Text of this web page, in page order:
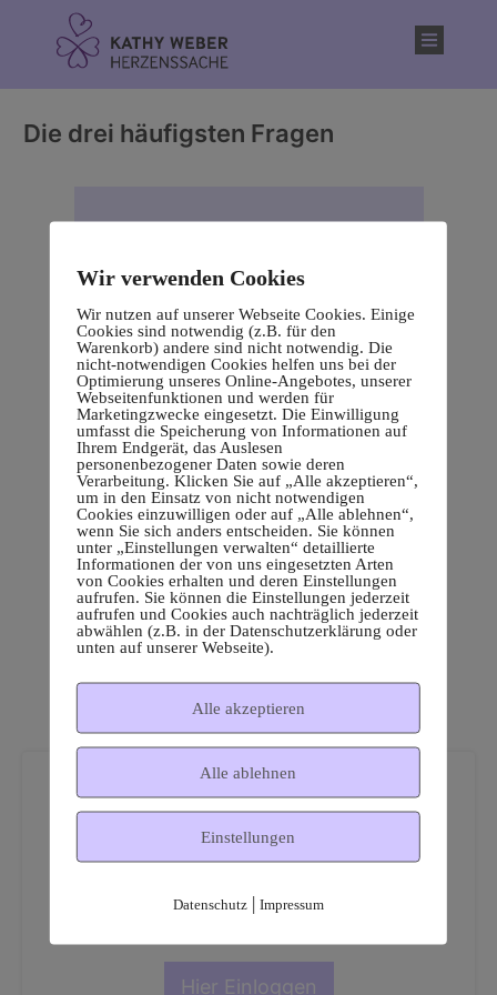
Die drei häufigsten Fragen
Dies ist ein geschützter
Mitgliederbereich!
Hier Einloggen
Wir verwenden Cookies
Wir nutzen auf unserer Webseite Cookies. Einige
Cookies sind notwendig (z.B. für den
Warenkorb) andere sind nicht notwendig. Die
nicht-notwendigen Cookies helfen uns bei der
Optimierung unseres Online-Angebotes, unserer
Webseitenfunktionen und werden für
Marketingzwecke eingesetzt. Die Einwilligung
umfasst die Speicherung von Informationen auf
Ihrem Endgerät, das Auslesen
personenbezogener Daten sowie deren
Verarbeitung. Klicken Sie auf „Alle akzeptieren“,
um in den Einsatz von nicht notwendigen
Cookies einzuwilligen oder auf „Alle ablehnen“,
wenn Sie sich anders entscheiden. Sie können
unter „Einstellungen verwalten“ detaillierte
Informationen der von uns eingesetzten Arten
von Cookies erhalten und deren Einstellungen
aufrufen. Sie können die Einstellungen jederzeit
aufrufen und Cookies auch nachträglich jederzeit
abwählen (z.B. in der Datenschutzerklärung oder
unten auf unserer Webseite).
Alle akzeptieren
Alle ablehnen
Einstellungen
Datenschutz| Impressum